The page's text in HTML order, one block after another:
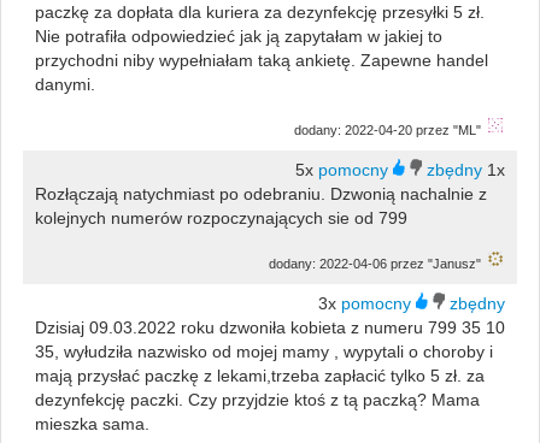
paczkę za dopłata dla kuriera za dezynfekcję przesyłki 5 zł.
Nie potrafiła odpowiedzieć jak ją zapytałam w jakiej to
przychodni niby wypełniałam taką ankietę. Zapewne handel
danymi.
dodany: 2022-04-20 przez "ML"
5x
1x
Rozłączają natychmiast po odebraniu. Dzwonią nachalnie z
kolejnych numerów rozpoczynających sie od 799
dodany: 2022-04-06 przez "Janusz"
3x
Dzisiaj 09.03.2022 roku dzwoniła kobieta z numeru 799 35 10
35, wyłudziła nazwisko od mojej mamy , wypytali o choroby i
mają przysłać paczkę z lekami,trzeba zapłacić tylko 5 zł. za
dezynfekcję paczki. Czy przyjdzie ktoś z tą paczką? Mama
mieszka sama.